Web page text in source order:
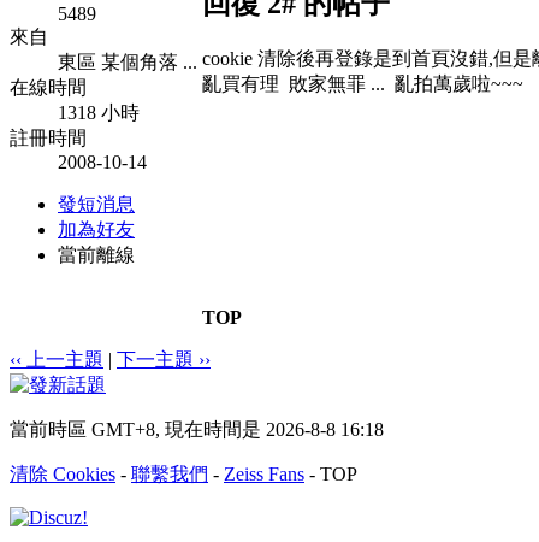
5489
來自
東區 某個角落 ...
在線時間
1318 小時
註冊時間
2008-10-14
發短消息
加為好友
當前離線
cookie 清除後再登錄是到首頁沒錯,但
亂買有理 敗家無罪 ... 亂拍萬歲啦~~~
TOP
‹‹ 上一主題 | 下一主題 ››
當前時區 GMT+8, 現在時間是 2026-8-8 16:18
清除 Cookies - 聯繫我們 - Zeiss Fans - TOP